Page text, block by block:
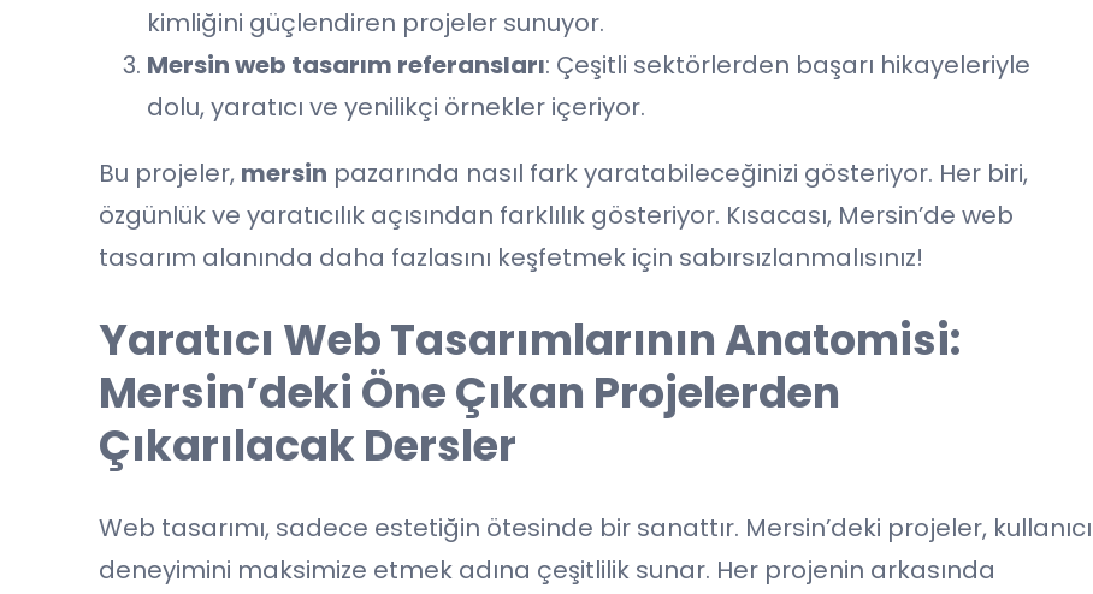
kimliğini güçlendiren projeler sunuyor.
Mersin web tasarım referansları: Çeşitli sektörlerden başarı hikayeleriyle
dolu, yaratıcı ve yenilikçi örnekler içeriyor.
Bu projeler, mersin pazarında nasıl fark yaratabileceğinizi gösteriyor. Her biri,
özgünlük ve yaratıcılık açısından farklılık gösteriyor. Kısacası, Mersin’de web
tasarım alanında daha fazlasını keşfetmek için sabırsızlanmalısınız!
Yaratıcı Web Tasarımlarının Anatomisi:
Mersin’deki Öne Çıkan Projelerden
Çıkarılacak Dersler
Web tasarımı, sadece estetiğin ötesinde bir sanattır. Mersin’deki projeler, kullanıcı
deneyimini maksimize etmek adına çeşitlilik sunar. Her projenin arkasında